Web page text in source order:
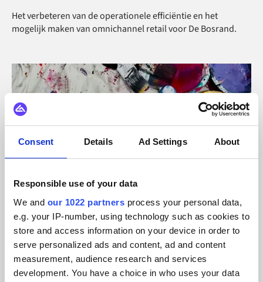
Consent Details Ad Settings About
Responsible use of your data
We and our 1022 partners process your personal data,
e.g. your IP-number, using technology such as cookies to
store and access information on your device in order to
serve personalized ads and content, ad and content
measurement, audience research and services
development. You have a choice in who uses your data
Het verbeteren van de operationele efficiëntie en het
mogelijk maken van omnichannel retail voor De Bosrand.